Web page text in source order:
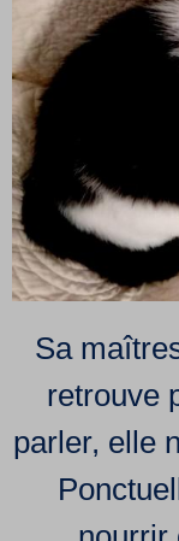
Sa
retrouve
parler, elle